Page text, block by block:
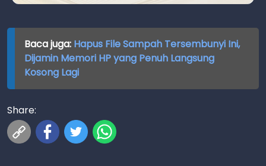
Baca juga: Hapus File Sampah Tersembunyi Ini,
Dijamin Memori HP yang Penuh Langsung
Kosong Lagi
Share: